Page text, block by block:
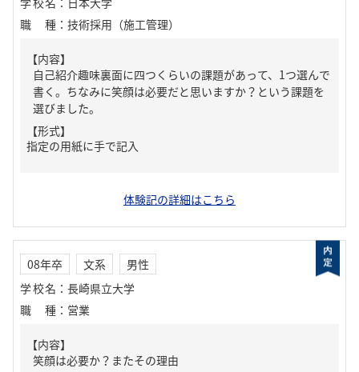
職種 ： 技術採用（施工管理）
【内容】
自己紹介趣味裏面に四つくらいの課題があって、1つ選んで
書く。ちなみに笑顔は必要だと思いますか？という課題を
選びました。
【形式】
指定の用紙に手で記入
体験記の詳細はこちら
08年卒 文系
男性
学校名 ： 長崎県立大学
職種 ： 営業
【内容】
笑顔は必要か？またその理由